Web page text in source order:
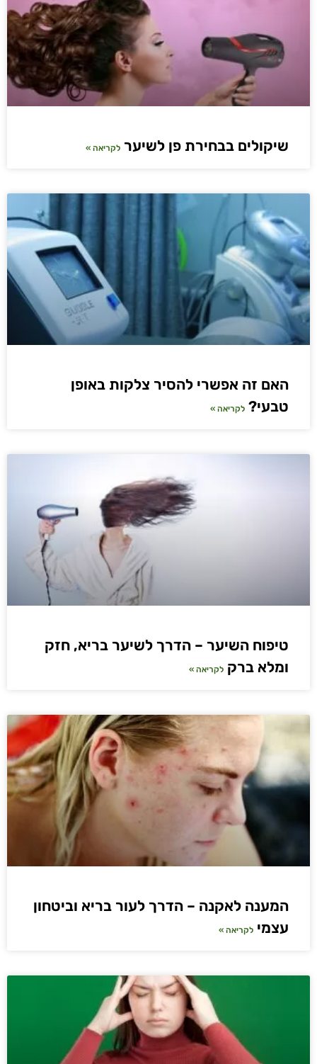
שיקולים בבחירת פן לשיער לקריאה »
האם זה אפשרי להסיר צלקות באופן
טבעי? לקריאה »
טיפוח השיער – הדרך לשיער בריא, חזק
ומלא ברק לקריאה »
המענה לאקנה – הדרך לעור בריא וביטחון
עצמי לקריאה »